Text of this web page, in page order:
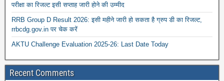
परीक्षा का रिजल्ट इसी सप्ताह जारी होने की उम्मीद
RRB Group D Result 2026: इसी महीने जारी हो सकता है ग्रुप डी का रिजल्ट,
rrbcdg.gov.in पर चेक करें
AKTU Challenge Evaluation 2025-26: Last Date Today
Recent Comments